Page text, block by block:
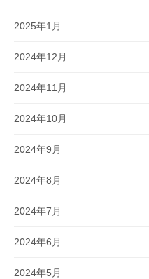
2025年1月
2024年12月
2024年11月
2024年10月
2024年9月
2024年8月
2024年7月
2024年6月
2024年5月